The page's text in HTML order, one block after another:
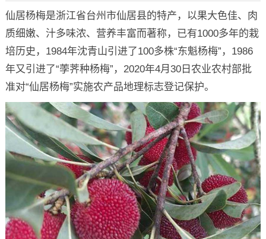
仙居杨梅是浙江省台州市仙居县的特产，以果大色佳、肉
质细嫩、汁多味浓、营养丰富而著称，已有1000多年的栽
培历史，1984年沈青山引进了100多株“东魁杨梅”，1986
年又引进了“荸荠种杨梅”，2020年4月30日农业农村部批
准对“仙居杨梅”实施农产品地理标志登记保护。